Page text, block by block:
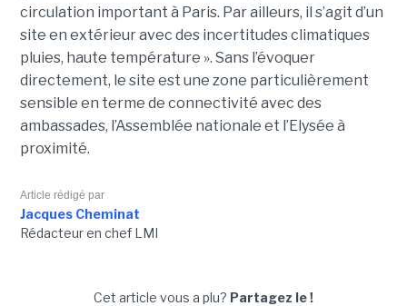
circulation important à Paris. Par ailleurs, il s’agit d’un
site en extérieur avec des incertitudes climatiques
pluies, haute température ». Sans l’évoquer
directement, le site est une zone particulièrement
sensible en terme de connectivité avec des
ambassades, l’Assemblée nationale et l’Elysée à
proximité.
Article rédigé par
Jacques Cheminat
Rédacteur en chef LMI
Cet article vous a plu? Partagez le !